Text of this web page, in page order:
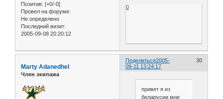
Позитив: [+0/-0]
Провел на форуме:
Не определено
Последний визит:
2005-09-08 20:20:12
0
Поделиться 30
2005-
09-11 13:24:17
Marty Adanedhel
Член экипажа
привет я из
беларусии мне